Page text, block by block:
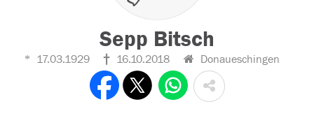
Sepp Bitsch
17.03.1929 16.10.2018 Donaueschingen